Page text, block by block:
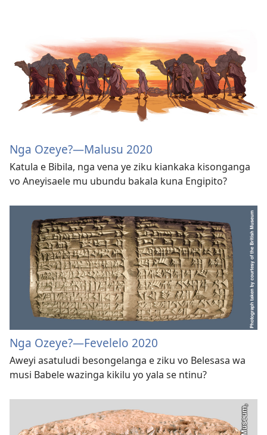
Nga Ozeye?—Malusu 2020
Katula e Bibila, nga vena ye ziku kiankaka kisonganga
vo Aneyisaele mu ubundu bakala kuna Engipito?
Nga Ozeye?—Fevelelo 2020
Aweyi asatuludi besongelanga e ziku vo Belesasa wa
musi Babele wazinga kikilu yo yala se ntinu?